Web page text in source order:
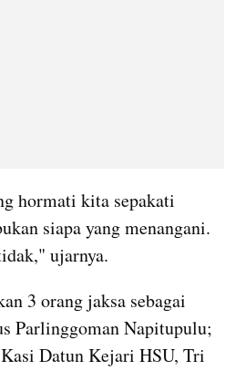
hormati kita sepakati
siapa yang menangani.
ujarnya.
3 orang jaksa sebagai
Parlinggoman Napitupulu;
Datun Kejari HSU, Tri